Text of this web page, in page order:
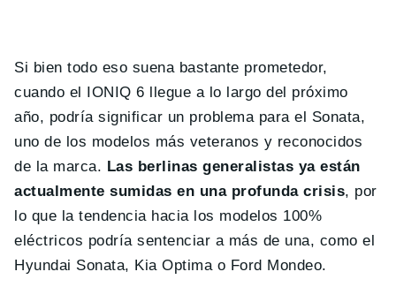
Si bien todo eso suena bastante prometedor,
cuando el IONIQ 6 llegue a lo largo del próximo
año, podría significar un problema para el Sonata,
uno de los modelos más veteranos y reconocidos
de la marca. Las berlinas generalistas ya están
actualmente sumidas en una profunda crisis, por
lo que la tendencia hacia los modelos 100%
eléctricos podría sentenciar a más de una, como el
Hyundai Sonata, Kia Optima o Ford Mondeo.